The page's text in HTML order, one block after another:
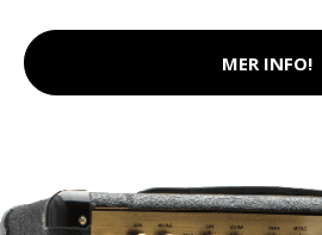
MER INFO!